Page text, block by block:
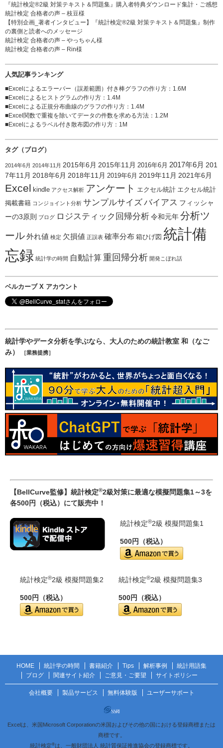
『統計検定®2級 対策テキスト＆問題集』購入者特典ダウンロード集計・ご感想
統計検定 合格者の声 – 枝豆様
【特別企画_著者インタビュー】『統計検定®2級 対策テキスト＆問題集』制作
の裏側と読者へのメッセージ
統計検定 合格者の声 – やっちゃん様
統計検定 合格者の声 – Rin様
人気記事ランキング
■Excelによるエラーバー（誤差範囲）付き棒グラフの作り方 ：1.6M
■Excelによるヒストグラムの作り方 ：1.4M
■Excelによる正規分布曲線のグラフの作り方 ：1.4M
■Excel関数で重複を除いてデータの件数を求める方法 ：1.2M
■Excelによるラベル付き散布図の作り方 ：1M
タグ（ブログ）
2014年6月 2014年11月 2015年6月 2015年11月 2016年6月 2017年6月 201
7年11月 2018年6月 2018年11月 2019年6月 2019年11月 2021年6月
Excel kindle アクセス解析 アンケート エクセル統計 エクセル統計
掲載書籍 コンジョイント分析 サンプルサイズ バイアス フィッシャ
ーの3原則 ブログ ロジスティック回帰分析令和元年分析ツ
ール外れ値 検定 欠損値 正誤表 確率分布 箱ひげ図 統計備
忘録 統計学の時間 自動計算重回帰分析 開発こぼれ話
ベルカーブ X アカウント
統計学やデータ分析を学ぶなら、大人のための統計教室 和（なご
み）
［業務提携］
【BellCurve監修】統計検定®2級対策に最適な模擬問題集1～3を
各500円（税込）にて販売中！
統計検定®2級 模擬問題集1
500円（税込）
統計検定®2級 模擬問題集2
500円（税込）
統計検定®2級 模擬問題集3
500円（税込）
HOME 統計学の時間 書籍紹介 Tips 解析事例
統計用語集
ブログ
関連サイト紹介 ご意見・ご要望 サイトポリシー
会社概要 製品サービス 無料体験版 ユーザーサポート
Excelは、米国Microsoft Corporationの米国およびその他の国における登録商標または
商標です。
統計検定®は、一般財団法人 統計質保証推進協会の登録商標です。